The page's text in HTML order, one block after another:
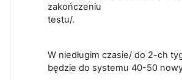
zakończeniu
W niedługim czasie/ do 2-ch
będzie do systemu 40-50